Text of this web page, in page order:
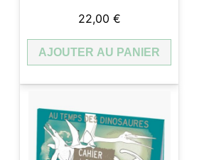
22,00 €
AJOUTER AU PANIER